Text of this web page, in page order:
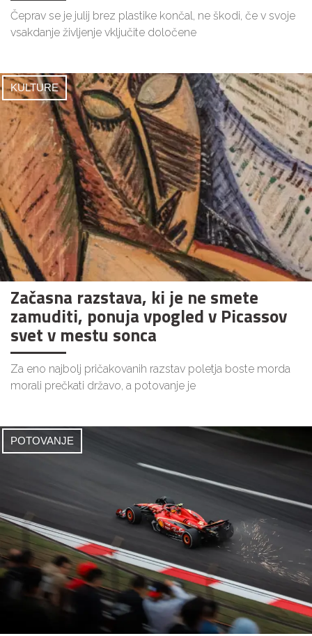
Čeprav se je julij brez plastike končal, ne škodi, če v svoje
vsakdanje življenje vključite določene
KULTURE
Začasna razstava, ki je ne smete
zamuditi, ponuja vpogled v Picassov
svet v mestu sonca
Za eno najbolj pričakovanih razstav poletja boste morda
morali prečkati državo, a potovanje je
POTOVANJE